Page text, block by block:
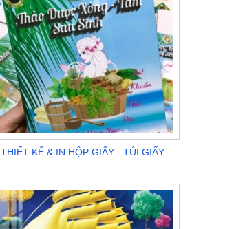
THIẾT KẾ & IN HỘP GIẤY - TÚI GIẤY